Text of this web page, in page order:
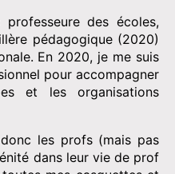
des écoles,
pédagogique (2020)
En 2020, je me suis
pour accompagner
et les organisations
les profs (mais pas
dans leur vie de prof